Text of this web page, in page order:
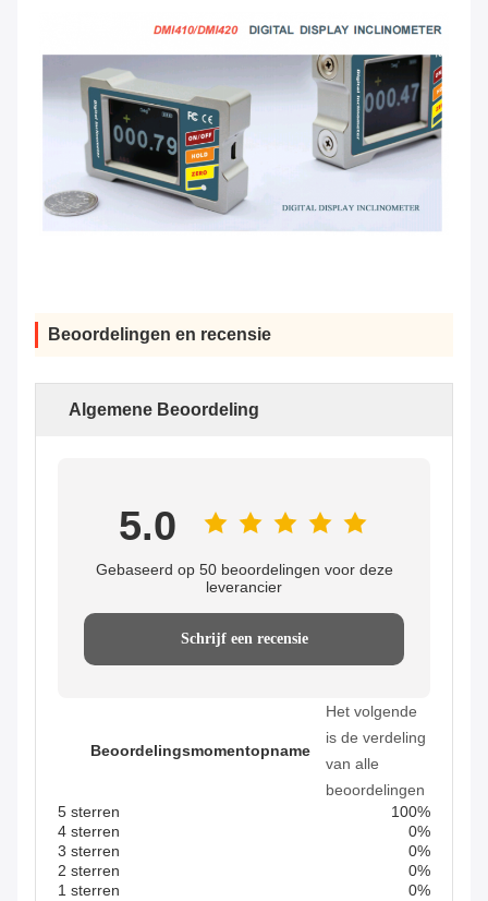
Beoordelingen en recensie
Algemene Beoordeling
5.0
Gebaseerd op 50 beoordelingen voor deze
leverancier
Schrijf een recensie
Beoordelingsmomentopname
Het volgende
is de verdeling
van alle
beoordelingen
5 sterren
100%
4 sterren
0%
3 sterren
0%
2 sterren
0%
1 sterren
0%